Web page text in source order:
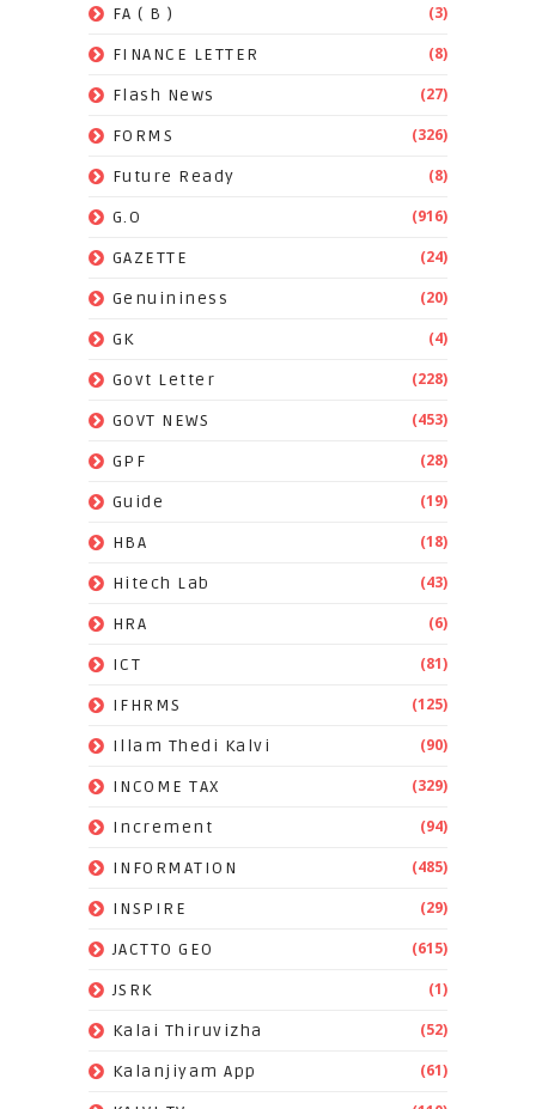
FA ( B ) (3)
FINANCE LETTER (8)
Flash News (27)
FORMS (326)
Future Ready (8)
G.O (916)
GAZETTE (24)
Genuininess (20)
GK (4)
Govt Letter (228)
GOVT NEWS (453)
GPF (28)
Guide (19)
HBA (18)
Hitech Lab (43)
HRA (6)
ICT (81)
IFHRMS (125)
Illam Thedi Kalvi (90)
INCOME TAX (329)
Increment (94)
INFORMATION (485)
INSPIRE (29)
JACTTO GEO (615)
JSRK (1)
Kalai Thiruvizha (52)
Kalanjiyam App (61)